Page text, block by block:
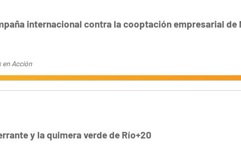
internacional contra la cooptación empresarial de
en Acción
y la quimera verde de Río+20